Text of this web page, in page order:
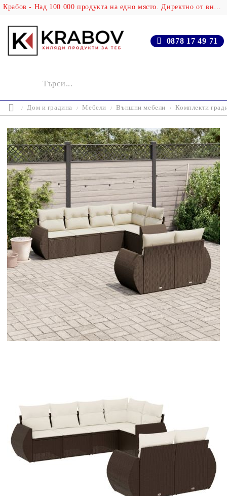
Крабов - Над 100 000 продукта на едно място. Директно от вносителя!
0878 17 49 71
Дом и градина Мебели Външни мебели Комплекти